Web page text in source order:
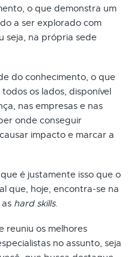
o que demonstra um
a ser explorado com
seja, na própria sede
do conhecimento, o que
os lados, disponível
nas empresas e nas
onde conseguir
impacto e marcar a
é justamente isso que o
que, hoje, encontra-se na
hard skills.
reuniu os melhores
no assunto, seja